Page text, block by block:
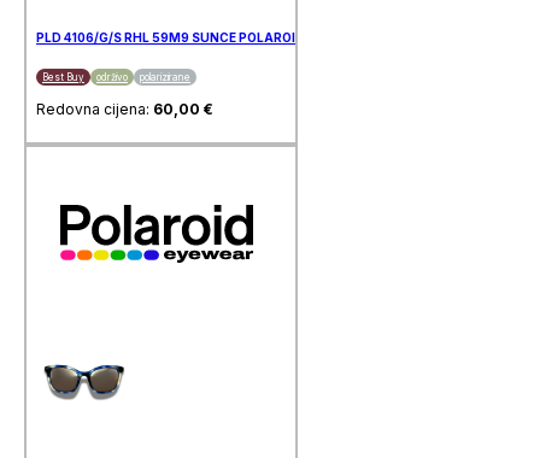
PLD 4106/G/S RHL 59M9 SUNCE POLAROID
Best Buy održivo polarizirane
Redovna cijena: 60,00 €